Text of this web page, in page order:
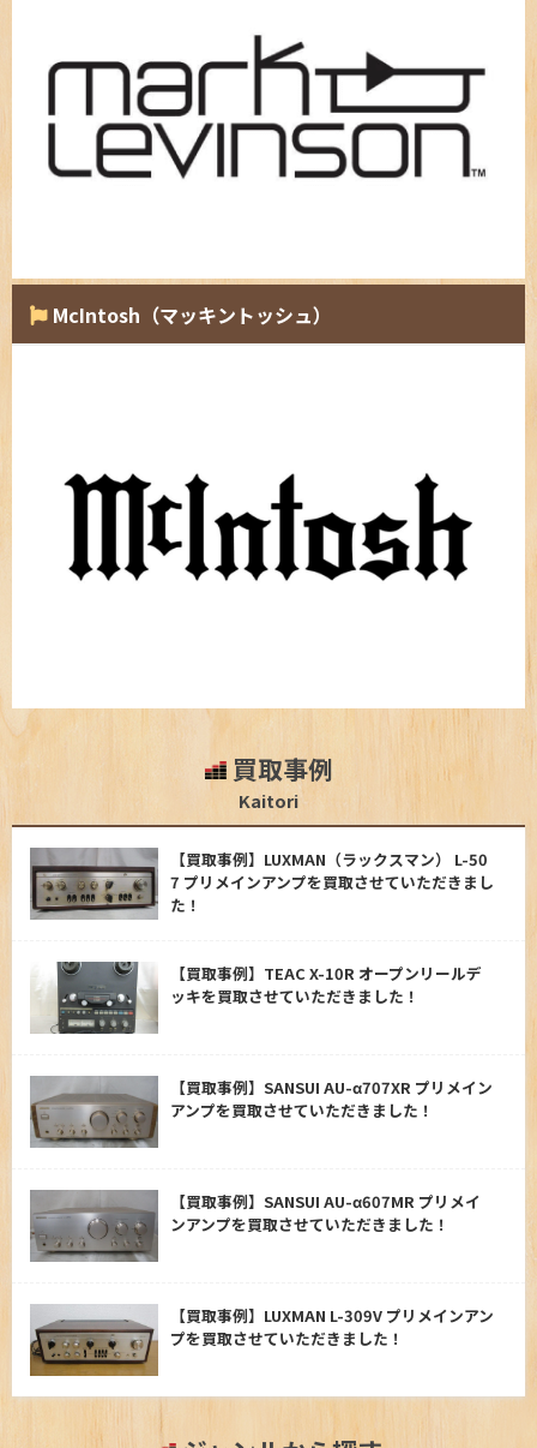
McIntosh（マッキントッシュ）
買取事例
Kaitori
【買取事例】LUXMAN（ラックスマン） L-50
7 プリメインアンプを買取させていただきまし
た！
【買取事例】TEAC X-10R オープンリールデ
ッキを買取させていただきました！
【買取事例】SANSUI AU-α707XR プリメイン
アンプを買取させていただきました！
【買取事例】SANSUI AU-α607MR プリメイ
ンアンプを買取させていただきました！
【買取事例】LUXMAN L-309V プリメインアン
プを買取させていただきました！